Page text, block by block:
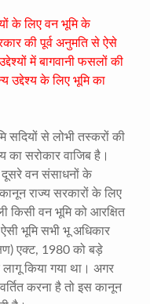
के लिए वन भूमि के
की पूर्व अनुमति से ऐसे
में बागवानी फसलों की
उद्देश्य के लिए भूमि का
सदियों से लोभी तस्करों की
का सरोकार वाजिब है।
वन संसाधनों के
राज्य सरकारों के लिए
किसी वन भूमि को आरक्षित
भूमि सभी भू अधिकार
एक्ट, 1980 को बड़े
किया गया था। अगर
करना है तो इस कानून